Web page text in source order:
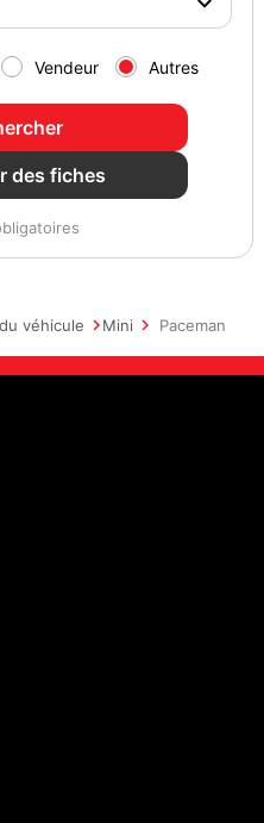
Vendeur Autres
des fiches
véhicule Mini Paceman